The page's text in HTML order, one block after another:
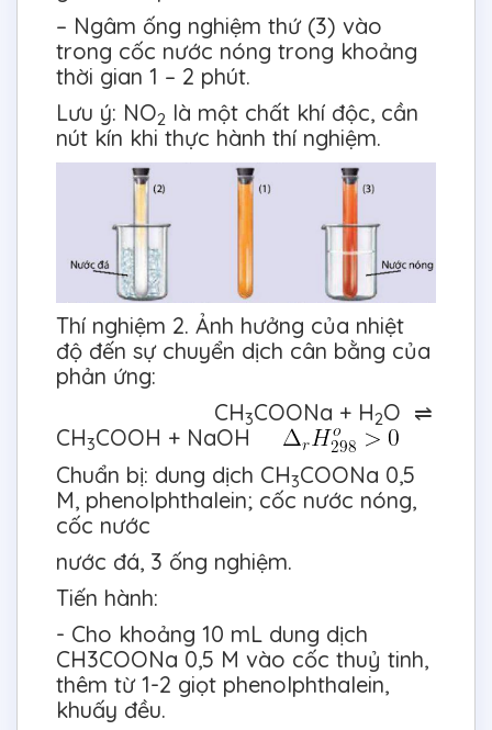
– Ngâm ống nghiệm thứ (3) vào
trong cốc nước nóng trong khoảng
thời gian 1 – 2 phút.
Lưu ý: NO2 là một chất khí độc, cần
nút kín khi thực hành thí nghiệm.
Thí nghiệm 2. Ảnh hưởng của nhiệt
độ đến sự chuyển dịch cân bằng của
phản ứng:
CH3COONa + H2O ⇌
CH3COOH + NaOH
Chuẩn bị: dung dịch CH3COONa 0,5
M, phenolphthalein; cốc nước nóng,
cốc nước
nước đá, 3 ống nghiệm.
Tiến hành:
- Cho khoảng 10 mL dung dịch
CH3COONa 0,5 M vào cốc thuỷ tinh,
thêm từ 1-2 giọt phenolphthalein,
khuấy đều.